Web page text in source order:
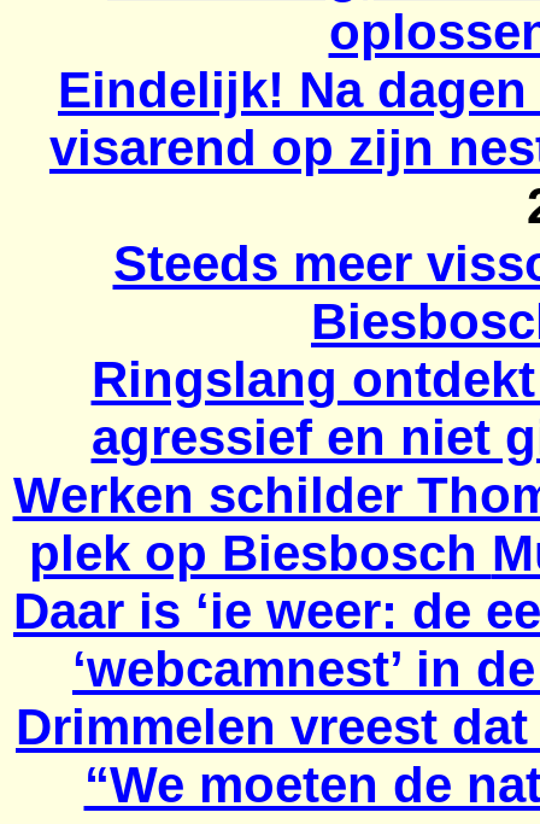
Eindelijk! Na
visarend op zijn
Steeds meer
Ringslang
agressief en niet
Werken schilder
plek op Biesbosch
Daar is ‘ie weer: de
‘webcamnest’ in
Drimmelen vreest
“We moeten de